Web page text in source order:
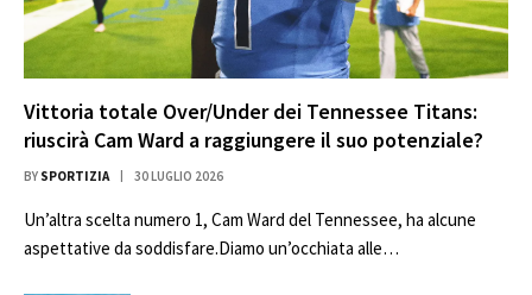
Vittoria totale Over/Under dei Tennessee Titans:
riuscirà Cam Ward a raggiungere il suo potenziale?
BY SPORTIZIA 30 LUGLIO 2026
Un’altra scelta numero 1, Cam Ward del Tennessee, ha alcune
aspettative da soddisfare.Diamo un’occhiata alle…